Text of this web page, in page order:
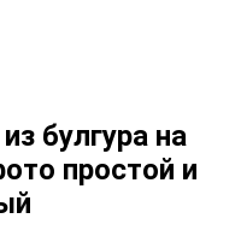
булгура на
простой и